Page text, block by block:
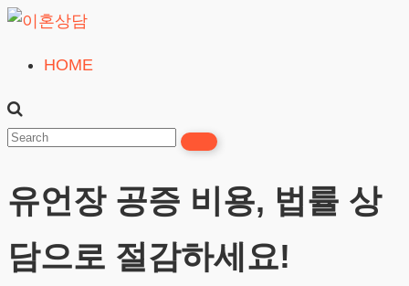
Skip
content
혼
상
24시간365일
HOME
유언장 공증 비용, 법률 상
담으로 절감하세요!